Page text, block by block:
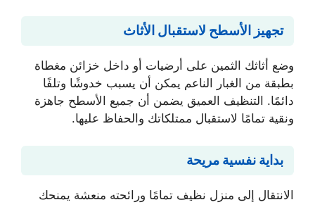
تجهيز الأسطح لاستقبال الأثاث
وضع أثاثك الثمين على أرضيات أو داخل خزائن مغطاة
بطبقة من الغبار الناعم يمكن أن يسبب خدوشًا وتلفًا
دائمًا. التنظيف العميق يضمن أن جميع الأسطح جاهزة
ونقية تمامًا لاستقبال ممتلكاتك والحفاظ عليها.
بداية نفسية مريحة
الانتقال إلى منزل نظيف تمامًا ورائحته منعشة يمنحك